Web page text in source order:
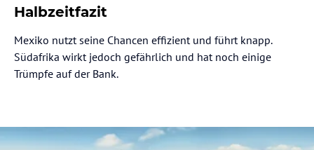
Halbzeitfazit
Mexiko nutzt seine Chancen effizient und führt knapp.
Südafrika wirkt jedoch gefährlich und hat noch einige
Trümpfe auf der Bank.